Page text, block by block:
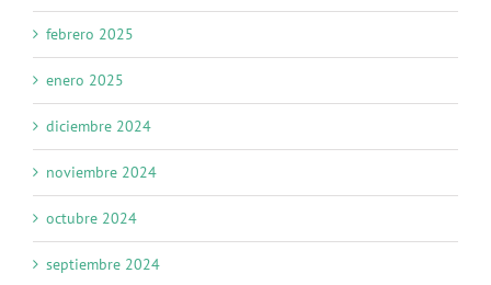
febrero 2025
enero 2025
diciembre 2024
noviembre 2024
octubre 2024
septiembre 2024